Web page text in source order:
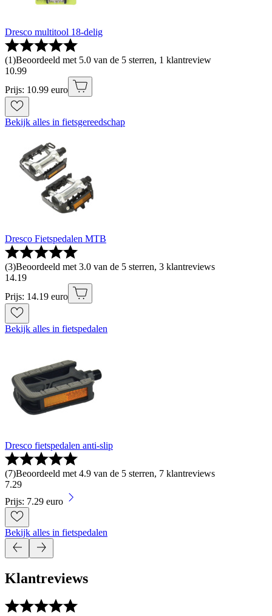
Dresco multitool 18-delig
(1)Beoordeeld met 5.0 van de 5 sterren, 1 klantreview
10.99
Prijs: 10.99 euro
Bekijk alles in fietsgereedschap
Dresco Fietspedalen MTB
(3)Beoordeeld met 3.0 van de 5 sterren, 3 klantreviews
14.19
Prijs: 14.19 euro
Bekijk alles in fietspedalen
Dresco fietspedalen anti-slip
(7)Beoordeeld met 4.9 van de 5 sterren, 7 klantreviews
7.29
Prijs: 7.29 euro
Bekijk alles in fietspedalen
Klantreviews